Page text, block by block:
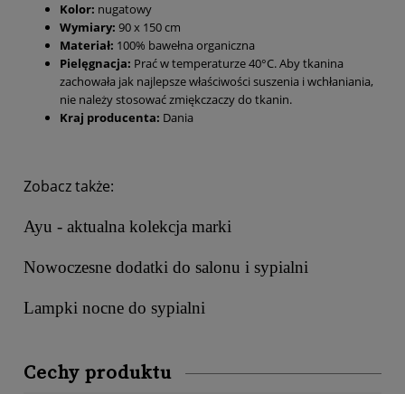
Kolor: nugatowy
Wymiary: 90 x 150 cm
Materiał: 100% bawełna organiczna
Pielęgnacja: Prać w temperaturze 40°C. Aby tkanina
zachowała jak najlepsze właściwości suszenia i wchłaniania,
nie należy stosować zmiękczaczy do tkanin.
Kraj producenta: Dania
Zobacz także:
Ayu - aktualna kolekcja marki
Nowoczesne dodatki do salonu i sypialni
Lampki nocne do sypialni
Cechy produktu